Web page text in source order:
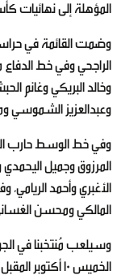
المؤهلة إلى نهائيات ⁧‫كأس العالم‬⁩ 2026م.
وضمت القائمة في حراسة
الراجحي وفي خط
وخالد البريكي وغانم
وعبدالعزيز الشموسي
وفي خط الوسط حارب
المرزوق وجميل
الأغبري وأحمد
المالكي ومحسن
وسيلعب مُنتخبنا في
الخميس 10